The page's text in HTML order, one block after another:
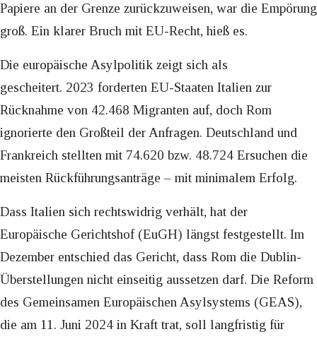
Papiere an der Grenze zurückzuweisen, war die Empörung
groß. Ein klarer Bruch mit EU-Recht, hieß es.
Die europäische Asylpolitik zeigt sich als
gescheitert. 2023 forderten EU-Staaten Italien zur
Rücknahme von 42.468 Migranten auf, doch Rom
ignorierte den Großteil der Anfragen. Deutschland und
Frankreich stellten mit 74.620 bzw. 48.724 Ersuchen die
meisten Rückführungsanträge – mit minimalem Erfolg.
Dass Italien sich rechtswidrig verhält, hat der
Europäische Gerichtshof (EuGH) längst festgestellt. Im
Dezember entschied das Gericht, dass Rom die Dublin-
Überstellungen nicht einseitig aussetzen darf. Die Reform
des Gemeinsamen Europäischen Asylsystems (GEAS),
die am 11. Juni 2024 in Kraft trat, soll langfristig für